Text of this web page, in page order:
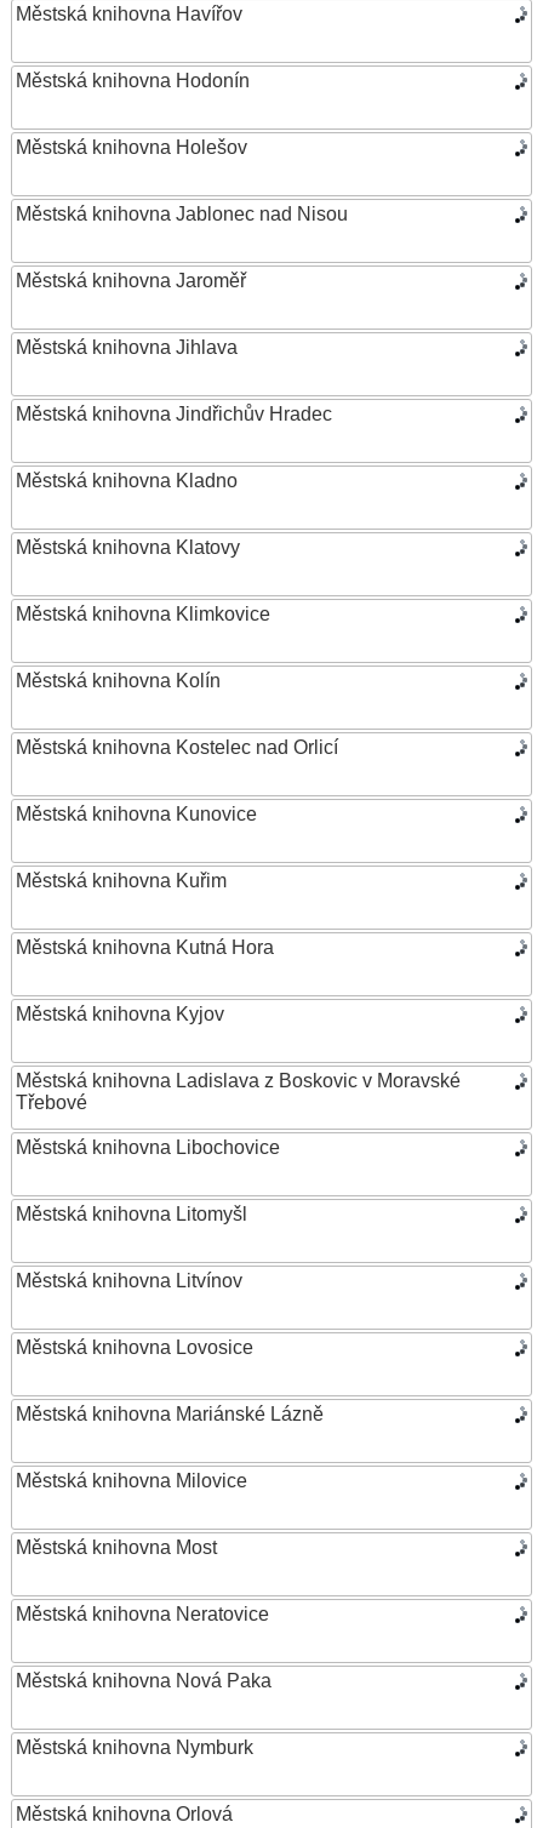
Městská knihovna Havířov
Městská knihovna Hodonín
Městská knihovna Holešov
Městská knihovna Jablonec nad Nisou
Městská knihovna Jaroměř
Městská knihovna Jihlava
Městská knihovna Jindřichův Hradec
Městská knihovna Kladno
Městská knihovna Klatovy
Městská knihovna Klimkovice
Městská knihovna Kolín
Městská knihovna Kostelec nad Orlicí
Městská knihovna Kunovice
Městská knihovna Kuřim
Městská knihovna Kutná Hora
Městská knihovna Kyjov
Městská knihovna Ladislava z Boskovic v Moravské
Třebové
Městská knihovna Libochovice
Městská knihovna Litomyšl
Městská knihovna Litvínov
Městská knihovna Lovosice
Městská knihovna Mariánské Lázně
Městská knihovna Milovice
Městská knihovna Most
Městská knihovna Neratovice
Městská knihovna Nová Paka
Městská knihovna Nymburk
Městská knihovna Orlová